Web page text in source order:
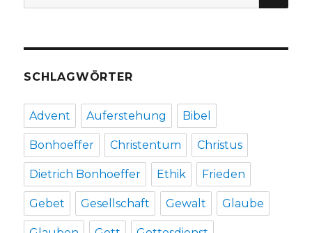
Welver
nach:
SCHLAGWÖRTER
Advent Auferstehung Bibel
Bonhoeffer Christentum Christus
Dietrich Bonhoeffer Ethik Frieden
Gebet Gesellschaft Gewalt Glaube